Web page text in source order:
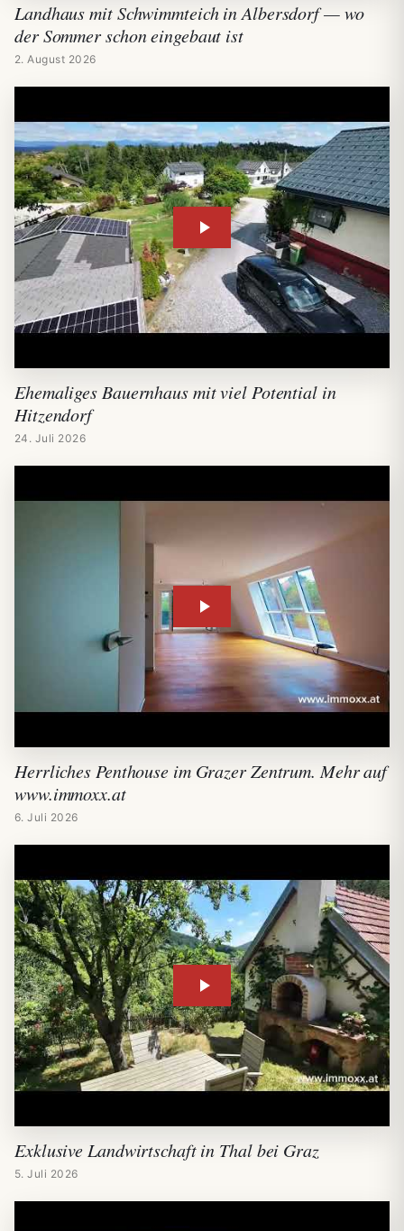
Landhaus mit Schwimmteich in Albersdorf — wo
der Sommer schon eingebaut ist
2. August 2026
Ehemaliges Bauernhaus mit viel Potential in
Hitzendorf
24. Juli 2026
Herrliches Penthouse im Grazer Zentrum. Mehr auf
www.immoxx.at
6. Juli 2026
Exklusive Landwirtschaft in Thal bei Graz
5. Juli 2026